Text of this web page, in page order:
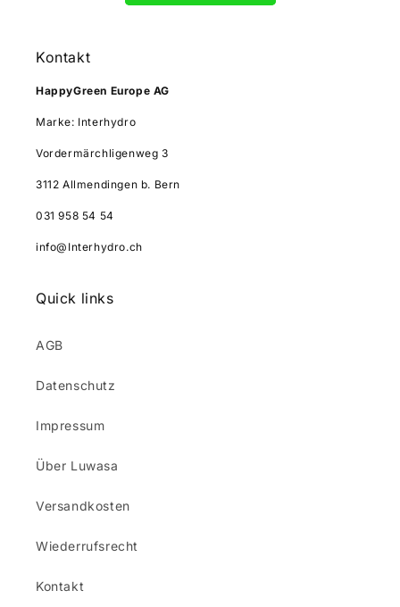
Kontakt
HappyGreen Europe AG
Marke: Interhydro
Vordermärchligenweg 3
3112 Allmendingen b. Bern
031 958 54 54
info@Interhydro.ch
Quick links
AGB
Datenschutz
Impressum
Über Luwasa
Versandkosten
Wiederrufsrecht
Kontakt